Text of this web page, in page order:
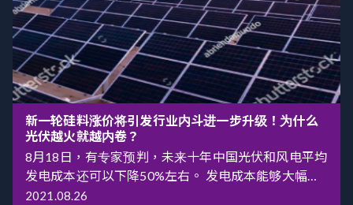
新一轮硅料涨价将引发行业内斗进一步升级！为什么
光伏越火就越内卷？
8月18日，有专家预判，未来十年中国光伏和风电平均
发电成本还可以下降50%左右。 发电成本能够大幅下
降显然得益于近年来的技术突破。在光伏领域，目前
2021.08.26